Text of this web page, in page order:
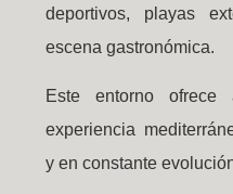
deportivos, playas
escena gastronómica.
Este entorno
experiencia
y en constante